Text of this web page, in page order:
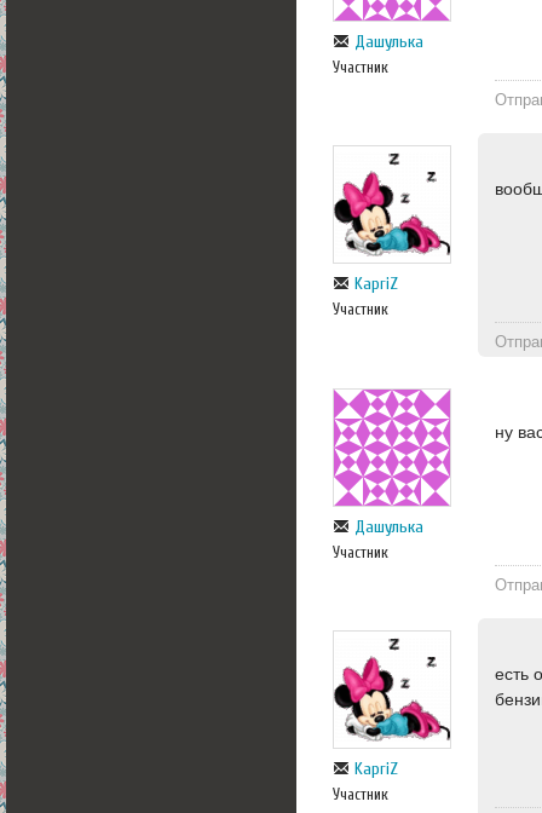
Дашулька
Участник
KapriZ
Участник
Дашулька
Участник
ну
KapriZ
Участник
есть